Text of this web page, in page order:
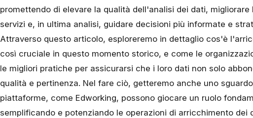
promettendo di elevare la qualità dell'analisi dei dati, migliorare
servizi e, in ultima analisi, guidare decisioni più informate e
Attraverso questo articolo, esploreremo in dettaglio cos'è
così cruciale in questo momento storico, e come le
le migliori pratiche per assicurarsi che i loro dati non solo
qualità e pertinenza. Nel fare ciò, getteremo anche uno
piattaforme, come Edworking, possono giocare un ruolo
semplificando e potenziando le operazioni di arricchimento dei